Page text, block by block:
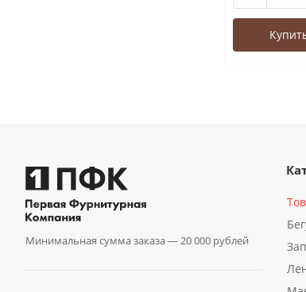
Минимальная сумма заказа —20 000 рублей